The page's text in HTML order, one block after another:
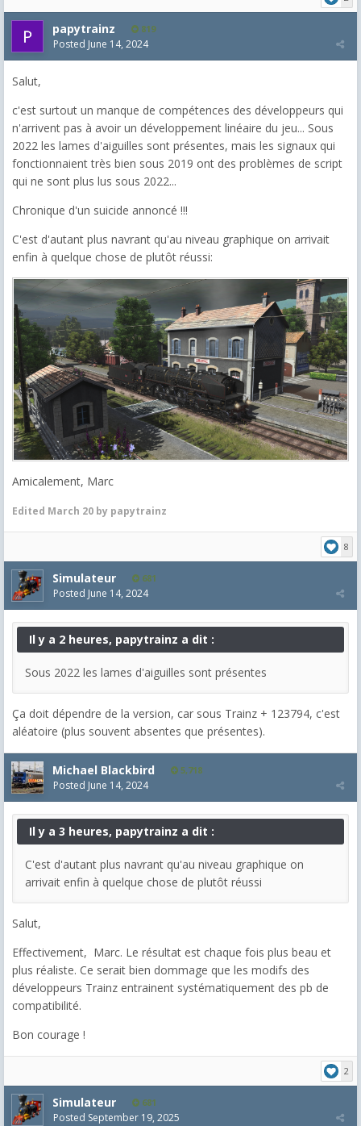
papytrainz 819
Posted June 14, 2024
Salut,
c'est surtout un manque de compétences des développeurs qui
n'arrivent pas à avoir un développement linéaire du jeu... Sous
2022 les lames d'aiguilles sont présentes, mais les signaux qui
fonctionnaient très bien sous 2019 ont des problèmes de script
qui ne sont plus lus sous 2022...
Chronique d'un suicide annoncé !!!
C'est d'autant plus navrant qu'au niveau graphique on arrivait
enfin à quelque chose de plutôt réussi:
Amicalement, Marc
Edited March 20 by papytrainz
8
Simulateur 681
Posted June 14, 2024
Il y a 2 heures, papytrainz a dit :
Sous 2022 les lames d'aiguilles sont présentes
Ça doit dépendre de la version, car sous Trainz + 123794, c'est
aléatoire (plus souvent absentes que présentes).
Michael Blackbird 5,718
Posted June 14, 2024
Il y a 3 heures, papytrainz a dit :
C'est d'autant plus navrant qu'au niveau graphique on
arrivait enfin à quelque chose de plutôt réussi
Salut,
Effectivement, Marc. Le résultat est chaque fois plus beau et
plus réaliste. Ce serait bien dommage que les modifs des
développeurs Trainz entrainent systématiquement des pb de
compatibilité.
Bon courage !
2
Simulateur 681
Posted September 19, 2025